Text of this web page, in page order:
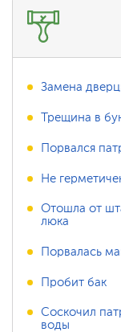
Замена
Трещина в
Порвался
Не
Отошла от
люка
Порвалась
Пробит бак
Соскочил
воды